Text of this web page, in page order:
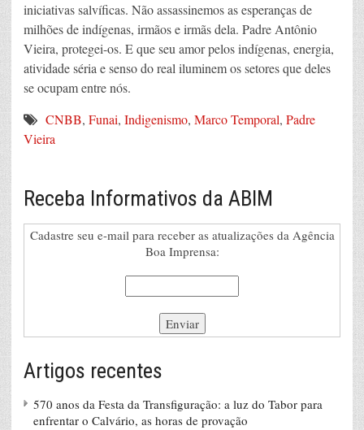
iniciativas salvíficas. Não assassinemos as esperanças de
milhões de indígenas, irmãos e irmãs dela. Padre Antônio
Vieira, protegei-os. E que seu amor pelos indígenas, energia,
atividade séria e senso do real iluminem os setores que deles
se ocupam entre nós.
CNBB, Funai, Indigenismo, Marco Temporal, Padre
Vieira
Receba Informativos da ABIM
Cadastre seu e-mail para receber as atualizações da Agência
Boa Imprensa:
Artigos recentes
570 anos da Festa da Transfiguração: a luz do Tabor para
enfrentar o Calvário, as horas de provação